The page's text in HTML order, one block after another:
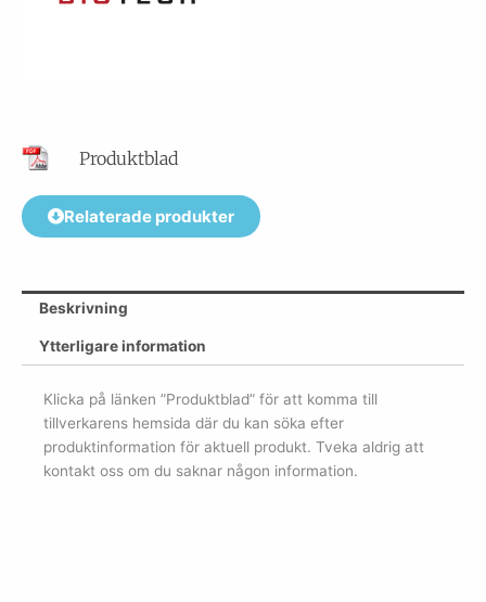
Produktblad
Relaterade produkter
Beskrivning
Ytterligare information
Klicka på länken ”Produktblad” för att komma till
tillverkarens hemsida där du kan söka efter
produktinformation för aktuell produkt. Tveka aldrig att
kontakt oss om du saknar någon information.